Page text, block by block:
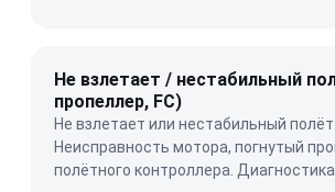
Не взлетает / нестабильный
пропеллер, FC)
Не взлетает или нестабильный полёт.
Неисправность мотора, погнутый
полётного контроллера.